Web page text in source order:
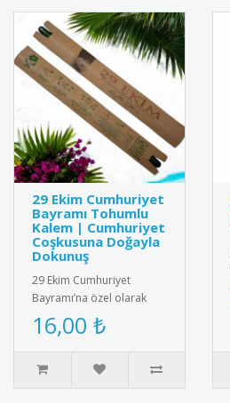
29 Ekim Cumhuriyet
Bayramı Tohumlu
Kalem | Cumhuriyet
Coşkusuna Doğayla
Dokunuş
29 Ekim Cumhuriyet
Bayramı’na özel olarak
tasarlanmış tohumlu
kalem. Kalemin arka
kısmında yer alan ..
16,00 ₺